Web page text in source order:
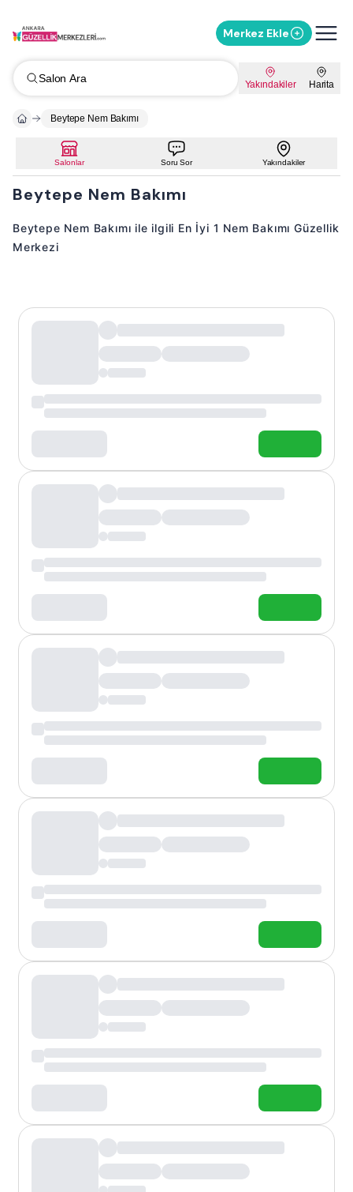
Merkez Ekle
Salon Ara Yakındakiler Harita
Beytepe Nem Bakımı
Salonlar Soru Sor Yakındakiler
Beytepe Nem Bakımı
Beytepe Nem Bakımı ile ilgili En İyi 1 Nem Bakımı Güzellik
Merkezi